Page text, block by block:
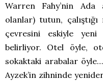
Warren Fahy’nin Ada
olanlar) tutun,
çevresini eskiyle yeni
belirliyor. Otel öyle,
sokaktaki arabalar
Ayzek’in zihninde